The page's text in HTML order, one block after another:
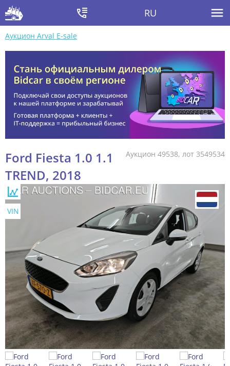
RU
Аукцион Arval E-sale
Аукцион 49538, лот 3549534
Ford Fiesta 1.0 1.1
TREND, 2018
VIN